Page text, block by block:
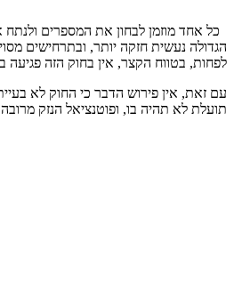
כל אחד מוזמן לבחון את המספרים ולנתח
לפחות, בטווח הקצר, אין בחוק הזה פגיעה
עם זאת, אין פירוש הדבר כי החוק לא
תועלת לא תהיה בו, ופוטנציאל הנזק